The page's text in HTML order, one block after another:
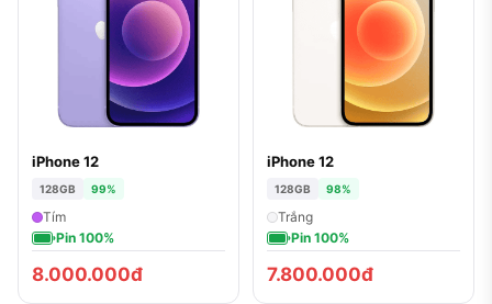
iPhone 12
128GB 99%
Tím
Pin 100%
8.000.000đ
iPhone 12
128GB 98%
Trắng
Pin 100%
7.800.000đ